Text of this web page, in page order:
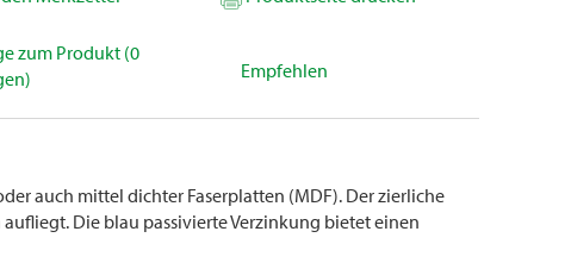
zum Produkt (0
Empfehlen
auch mittel dichter Faserplatten (MDF). Der zierliche
Die blau passivierte Verzinkung bietet einen